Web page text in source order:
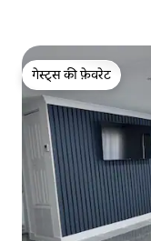
गेस्ट्स की फ़ेवरेट
गेस्ट्स की फ़ेवरेट